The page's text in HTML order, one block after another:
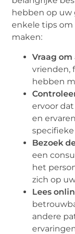
hebben op uw
enkele tips
maken:
Vraag
vrienden,
hebben
ervoor
en
Bezoek
een
het
zich op
Lees
andere